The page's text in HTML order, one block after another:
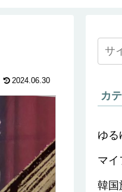
2024.06.30
カ
ゆる
マイ
韓国